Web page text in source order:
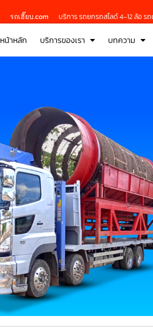
รถเฮี๊ยบ.com บริการ รถยกรถสไลด์ 4-12 ล้อ ร
หน้าหลัก บริการของเรา บทความ